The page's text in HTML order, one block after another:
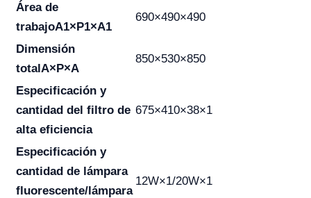
Área de
trabajoA1×P1×A1
690×490×490
Dimensión
totalA×P×A
850×530×850
Especificación y
cantidad del filtro de
alta eficiencia
675×410×38×1
Especificación y
cantidad de lámpara
fluorescente/lámpara
12W×1/20W×1